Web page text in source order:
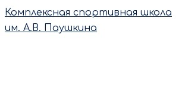
Перейти
Комплексная спортивная школа
им. А.В. Паушкина